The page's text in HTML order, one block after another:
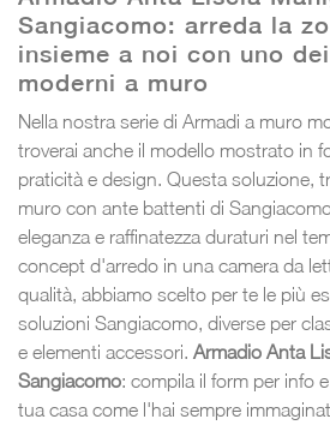
Sangiacomo: arreda la
insieme a noi con uno
moderni a muro
Nella nostra serie di Armadi a muro
troverai anche il modello mostrato in
praticità e design. Questa soluzione,
muro con ante battenti di
eleganza e raffinatezza duraturi nel
concept d'arredo in una camera da
qualità, abbiamo scelto per te le più
soluzioni Sangiacomo, diverse per
e elementi accessori. Armadio Anta
Sangiacomo: compila il form per info
tua casa come l'hai sempre